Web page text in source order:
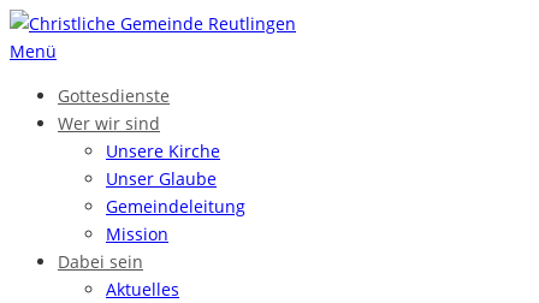
Zum
Inhalt
Menü
Gottesdienste
Wer wir sind
Unsere Kirche
Unser Glaube
Gemeinde­leitung
Mission
Dabei sein
Aktuelles